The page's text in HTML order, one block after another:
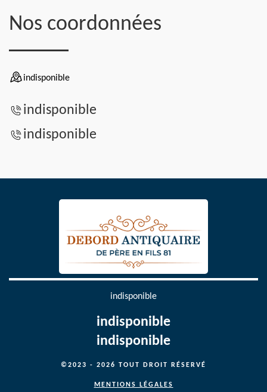
Nos coordonnées
indisponible
indisponible
indisponible
indisponible
indisponible
indisponible
©2023 - 2026 TOUT DROIT RÉSERVÉ
MENTIONS LÉGALES